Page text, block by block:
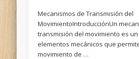
Mecanismos de Transmisión del
MovimientoIntroducciónUn
transmisión del movimiento es
elementos mecánicos que
movimiento de …